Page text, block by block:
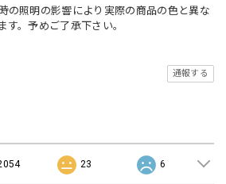
の照明の影響により実際の商品の色と異な
す。予めご了承下さい。
通報する
23 6